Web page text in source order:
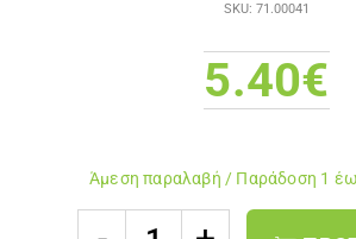
SKU: 71.00041
5.40€
Άμεση παραλαβή / Παράδoση 1